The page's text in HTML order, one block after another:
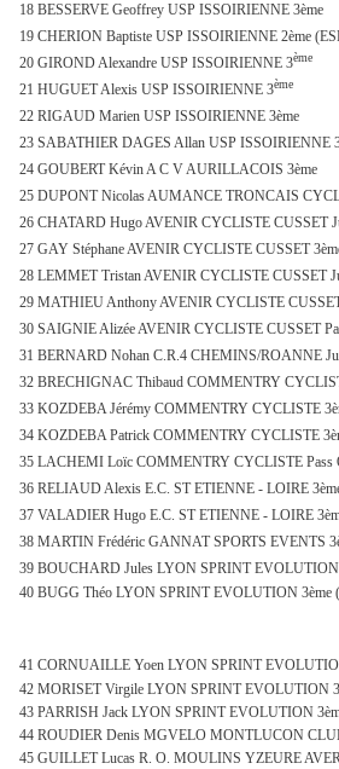
18 BESSERVE Geoffrey USP ISSOIRIENNE 3ème
19 CHERION Baptiste USP ISSOIRIENNE 2ème
20 GIROND Alexandre USP ISSOIRIENNE 3ème
21 HUGUET Alexis USP ISSOIRIENNE 3ème
22 RIGAUD Marien USP ISSOIRIENNE 3ème
23 SABATHIER DAGES Allan USP ISSOIRIENNE
24 GOUBERT Kévin A C V AURILLACOIS 3ème
25 DUPONT Nicolas AUMANCE TRONCAIS
26 CHATARD Hugo AVENIR CYCLISTE CUSSET
27 GAY Stéphane AVENIR CYCLISTE CUSSET
28 LEMMET Tristan AVENIR CYCLISTE CUSSET
29 MATHIEU Anthony AVENIR CYCLISTE
30 SAIGNIE Alizée AVENIR CYCLISTE CUSSET
31 BERNARD Nohan C.R.4 CHEMINS/ROANNE
32 BRECHIGNAC Thibaud COMMENTRY
33 KOZDEBA Jérémy COMMENTRY CYCLISTE
34 KOZDEBA Patrick COMMENTRY CYCLISTE
35 LACHEMI Loïc COMMENTRY CYCLISTE Pass
36 RELIAUD Alexis E.C. ST ETIENNE - LOIRE
37 VALADIER Hugo E.C. ST ETIENNE - LOIRE
38 MARTIN Frédéric GANNAT SPORTS EVENTS
39 BOUCHARD Jules LYON SPRINT EVOLUTION
40 BUGG Théo LYON SPRINT EVOLUTION 3ème
41 CORNUAILLE Yoen LYON SPRINT
42 MORISET Virgile LYON SPRINT EVOLUTION
43 PARRISH Jack LYON SPRINT EVOLUTION
44 ROUDIER Denis MGVELO MONTLUCON
45 GUILLET Lucas R. O. MOULINS YZEURE